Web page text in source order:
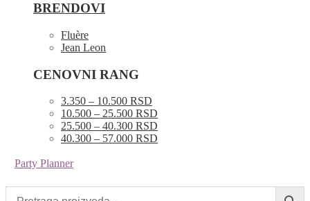
BRENDOVI
Fluère
Jean Leon
CENOVNI RANG
3.350 – 10.500 RSD
10.500 – 25.500 RSD
25.500 – 40.300 RSD
40.300 – 57.000 RSD
Party Planner